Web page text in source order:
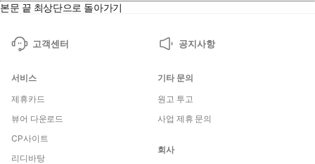
본문 끝 최상단으로 돌아가기
고객센터 공지사항
서비스
제휴카드
뷰어 다운로드
CP사이트
리디바탕
기타 문의
원고 투고
사업 제휴 문의
회사